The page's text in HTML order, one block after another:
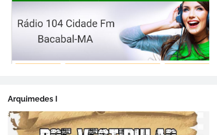
Arquimedes I